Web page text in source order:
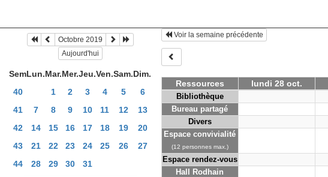
Octobre 2019
Aujourd'hui
SemLun.Mar.Mer.Jeu.Ven.Sam.Dim.
40
1 2 3 4 5
6
41
7 8 9 10 11 12
13
42
14 15 16 17 18 19
20
43
21 22 23 24 25 26
27
44
28 29 30 31
Voir la semaine précédente
Ressources lundi 28 oct.
Bibliothèque
Bureau partagé
Divers
Espace convivialité
(12 personnes max.)
Espace rendez-vous
Hall Rodhain